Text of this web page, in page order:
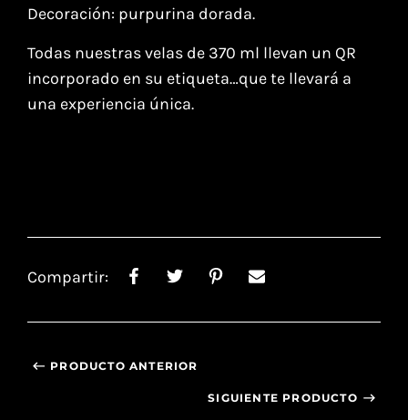
Decoración: purpurina dorada.
Todas nuestras velas de 370 ml llevan un QR
incorporado en su etiqueta…que te llevará a
una experiencia única.
Compartir:
PRODUCTO ANTERIOR
SIGUIENTE PRODUCTO